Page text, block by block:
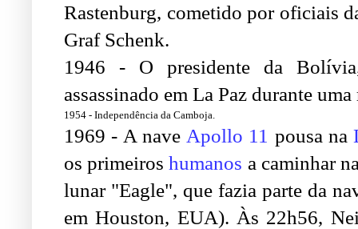
Rastenburg, cometido por oficiais
Graf Schenk.
1946 - O presidente da
assassinado em La Paz durante
1954 - Independência da Camboja
1969 - A nave Apollo 11 pousa na
os primeiroshumanos a caminhar
lunar "Eagle", que fazia parte da
em Houston, EUA). Às 22h56,